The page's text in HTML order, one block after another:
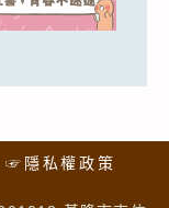
☞隱私權政策